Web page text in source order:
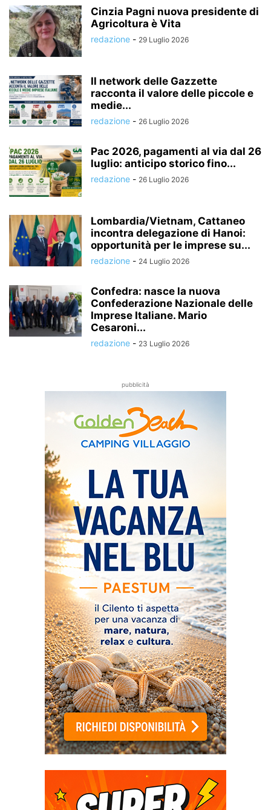
Cinzia Pagni nuova presidente di
Agricoltura è Vita
redazione - 29 Luglio 2026
Il network delle Gazzette
racconta il valore delle piccole e
medie...
redazione - 26 Luglio 2026
Pac 2026, pagamenti al via dal 26
luglio: anticipo storico fino...
redazione - 26 Luglio 2026
Lombardia/Vietnam, Cattaneo
incontra delegazione di Hanoi:
opportunità per le imprese su...
redazione - 24 Luglio 2026
Confedra: nasce la nuova
Confederazione Nazionale delle
Imprese Italiane. Mario
Cesaroni...
redazione - 23 Luglio 2026
pubblicità